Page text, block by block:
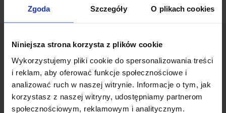
Zgoda Szczegóły O plikach cookies
Niniejsza strona korzysta z plików cookie
Wykorzystujemy pliki cookie do spersonalizowania treści
i reklam, aby oferować funkcje społecznościowe i
analizować ruch w naszej witrynie. Informacje o tym, jak
korzystasz z naszej witryny, udostępniamy partnerom
społecznościowym, reklamowym i analitycznym.